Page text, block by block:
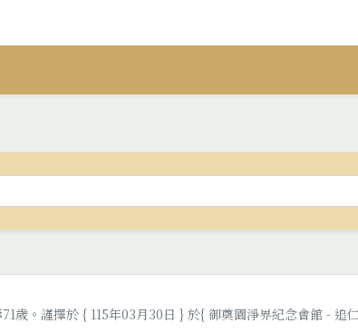
歲。謹擇於 { 115年03月30日 } 於{ 御奠園淨界紀念會館 - 追